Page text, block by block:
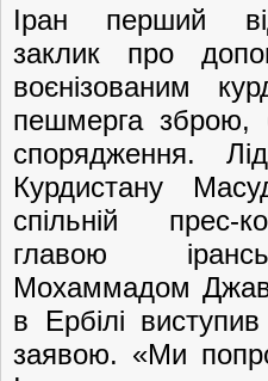
Іран перший
заклик про
воєнізованим
пешмерга зброю,
спорядження.
Курдистану
спільній прес-
главою
Мохаммадом
в Ербілі
заявою. «Ми